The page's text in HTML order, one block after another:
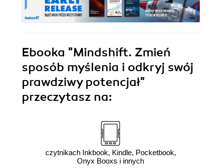
Ebooka "Mindshift. Zmień
sposób myślenia i odkryj swój
prawdziwy potencjał"
przeczytasz na:
czytnikach Inkbook, Kindle, Pocketbook,
Onyx Booxs i innych